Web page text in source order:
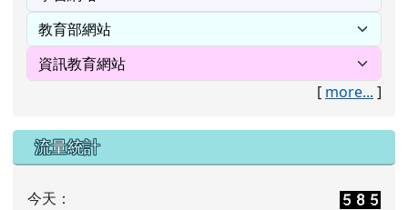
[ more... ]
流量統計
今天：